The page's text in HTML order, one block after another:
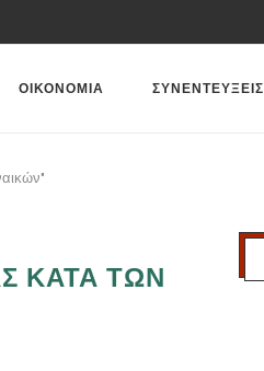
ΟΙΚΟΝΟΜΙΑ ΣΥΝΕΝΤΕΥΞΕΙΣ
ΚΑΤΑ ΤΩΝ